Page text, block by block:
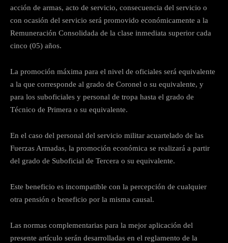
acción de armas, acto de servicio, consecuencia del servicio o
con ocasión del servicio será promovido económicamente a la
Remuneración Consolidada de la clase inmediata superior cada
cinco (05) años.
La promoción máxima para el nivel de oficiales será equivalente
a la que corresponde al grado de Coronel o su equivalente, y
para los suboficiales y personal de tropa hasta el grado de
Técnico de Primera o su equivalente.
En el caso del personal del servicio militar acuartelado de las
Fuerzas Armadas, la promoción económica se realizará a partir
del grado de Suboficial de Tercera o su equivalente.
Este beneficio es incompatible con la percepción de cualquier
otra pensión o beneficio por la misma causal.
Las normas complementarias para la mejor aplicación del
presente artículo serán desarrolladas en el reglamento de la